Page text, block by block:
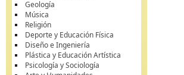
Geología
Música
Religión
Deporte y Educación Física
Diseño e Ingeniería
Plástica y Educación Artística
Psicología y Sociología